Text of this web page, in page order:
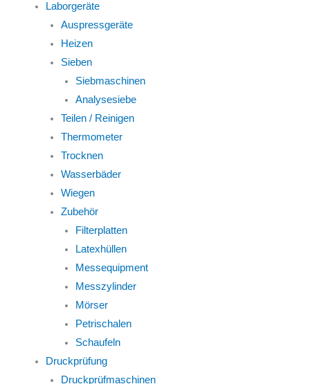
Laborgeräte
Auspressgeräte
Heizen
Sieben
Siebmaschinen
Analysesiebe
Teilen / Reinigen
Thermometer
Trocknen
Wasserbäder
Wiegen
Zubehör
Filterplatten
Latexhüllen
Messequipment
Messzylinder
Mörser
Petrischalen
Schaufeln
Druckprüfung
Druckprüfmaschinen